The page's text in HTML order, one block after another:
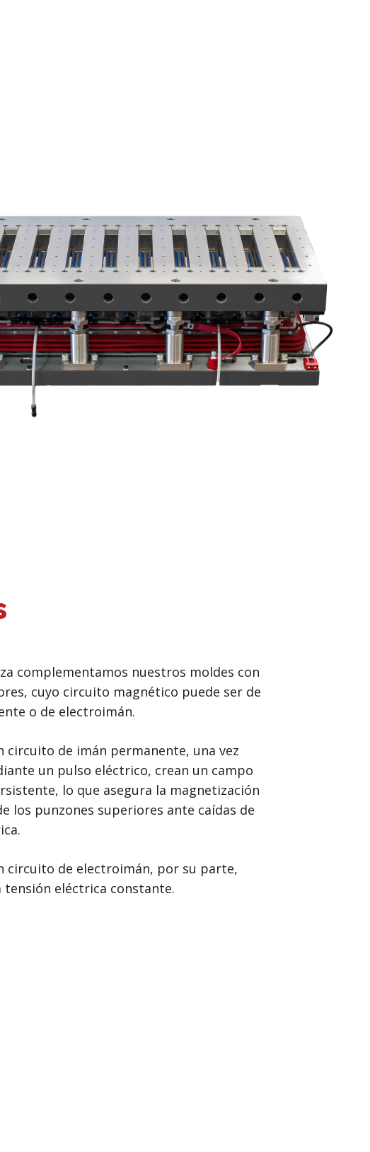
complementamos nuestros moldes con
cuyo circuito magnético puede ser de
o de electroimán.
circuito de imán permanente, una vez
un pulso eléctrico, crean un campo
lo que asegura la magnetización
los punzones superiores ante caídas de
circuito de electroimán, por su parte,
tensión eléctrica constante.